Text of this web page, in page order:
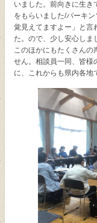
いました。前向きに生き
をもらいました/パーキ
覚見えてますよー」と言
た。ので、少し安心しま
このほかにもたくさんの
せん。相談員一同、皆様
に、これからも県内各地